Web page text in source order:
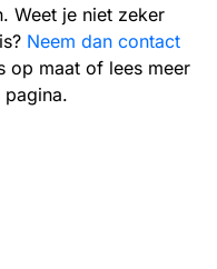
Weet je niet zeker
Neem dan contact
op maat of lees meer
pagina.